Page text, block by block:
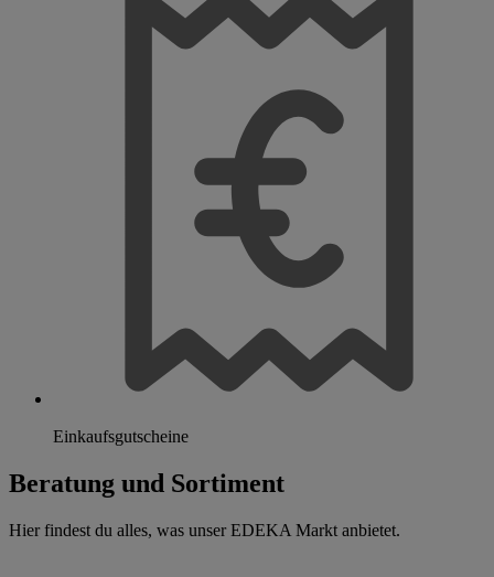
Einkaufsgutscheine
Beratung und Sortiment
Hier findest du alles, was unser EDEKA Markt anbietet.